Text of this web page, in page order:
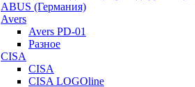
ABUS (Германия)
Avers
Avers PD-01
Разное
CISA
CISA
CISA LOGOline